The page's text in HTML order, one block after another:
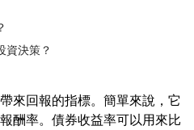
資決策？
來回報的指標。簡單來說，它
酬率。債券收益率可以用來比